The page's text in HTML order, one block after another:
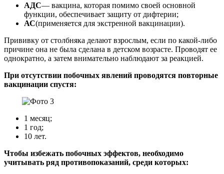
АДС― вакцина, которая помимо своей основной
функции, обеспечивает защиту от дифтерии;
АС(применяется для экстренной вакцинации).
Прививку от столбняка делают взрослым, если по какой-либо
причине она не была сделана в детском возрасте. Проводят ее
однократно, а затем внимательно наблюдают за реакцией.
При отсутствии побочных явлений проводятся повторные
вакцинации спустя:
1 месяц;
1 год;
10 лет.
Чтобы избежать побочных эффектов, необходимо
учитывать ряд противопоказаний, среди которых: